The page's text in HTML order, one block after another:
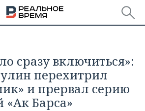
сразу включиться»:
перехитрил
и прервал серию
Барса»